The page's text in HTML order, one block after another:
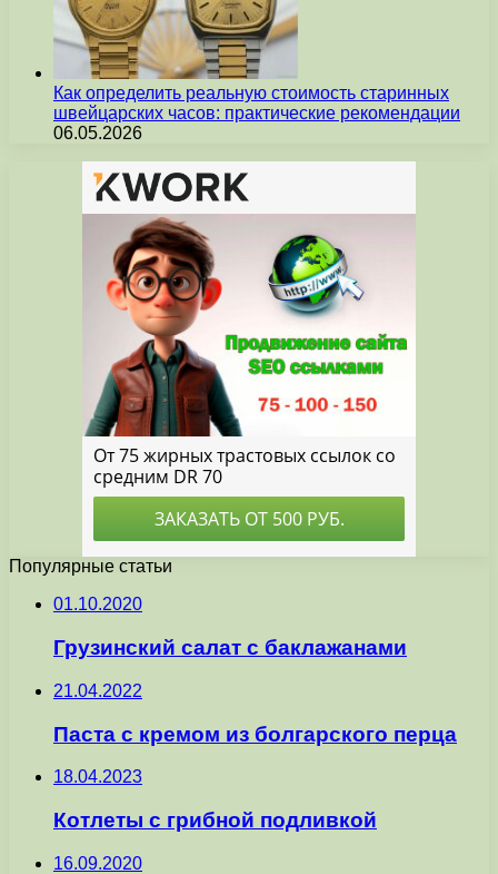
Как определить реальную стоимость старинных
швейцарских часов: практические рекомендации
06.05.2026
Популярные статьи
01.10.2020
Грузинский салат с баклажанами
21.04.2022
Паста с кремом из болгарского перца
18.04.2023
Котлеты с грибной подливкой
16.09.2020